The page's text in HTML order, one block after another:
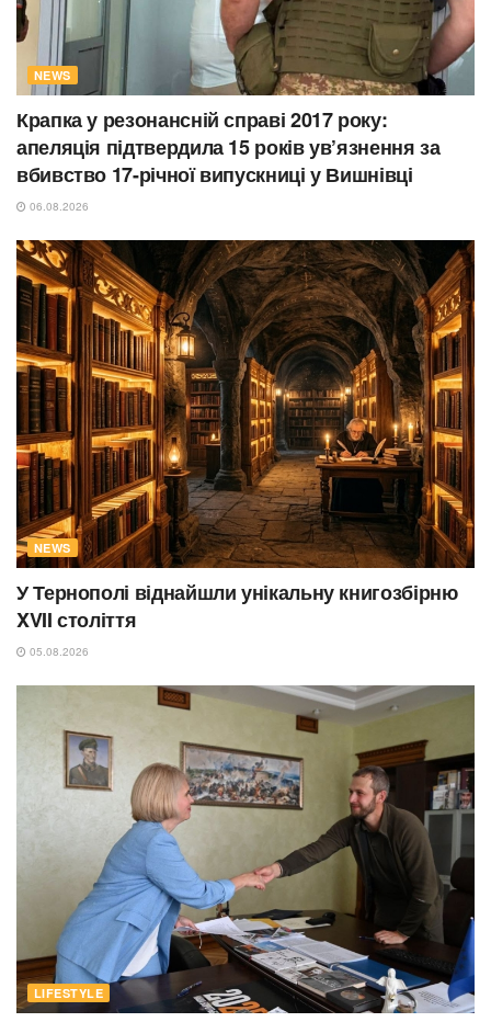
NEWS
Крапка у резонансній справі 2017 року:
апеляція підтвердила 15 років ув’язнення за
вбивство 17-річної випускниці у Вишнівці
06.08.2026
NEWS
У Тернополі віднайшли унікальну книгозбірню
XVII століття
05.08.2026
LIFESTYLE